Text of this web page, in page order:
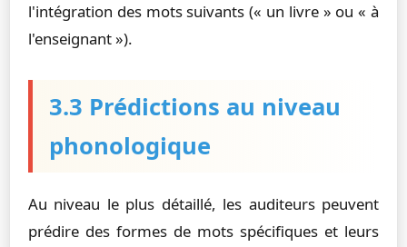
l'intégration des mots suivants (« un livre » ou « à
l'enseignant »).
3.3 Prédictions au niveau
phonologique
Au niveau le plus détaillé, les auditeurs peuvent
prédire des formes de mots spécifiques et leurs